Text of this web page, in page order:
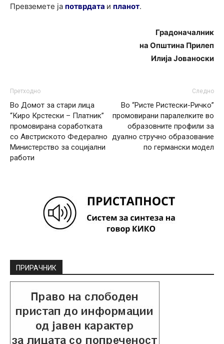
Превземете ја потврдата и планот.
Градоначалник
на Општина Прилеп
Илија Јованоски
Претходно
Во Домот за стари лица
“Киро Крстески – Платник”
промовирана соработката
со Австриското Федерално
Министерство за социјални
работи
Следно
Во “Ристе Ристески-Ричко”
промовирани паралелките во
образовните профили за
дуално стручно образование
по германски модел
ПРИРАЧНИК